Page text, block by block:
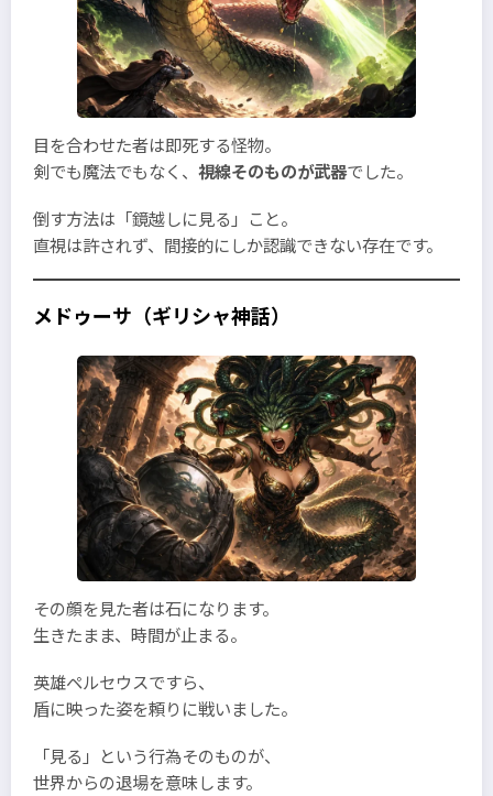
目を合わせた者は即死する怪物。
剣でも魔法でもなく、 視線そのものが武器でした。
倒す方法は「鏡越しに見る」こと。
直視は許されず、間接的にしか認識できない存在です。
メドゥーサ（ギリシャ神話）
その顔を見た者は石になります。
生きたまま、時間が止まる。
英雄ペルセウスですら、
盾に映った姿を頼りに戦いました。
「見る」という行為そのものが、
世界からの退場を意味します。